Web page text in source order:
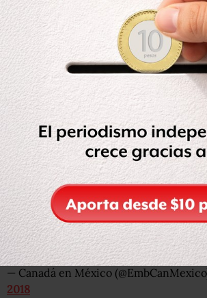
EE. UU. y también emitió una alerta de
pasado a sus ciudadanos para que
estados que pueden ser peligrosos,
Tamaulipas, Chihuahua, Coahuila,
Sinaloa, Sonora, Guerrero y Michoacán.
En una actualización realizada en
gobierno de Justin Trudeau pidió a
México únicamente por vía aérea
organizado y la violencia urbana
manera importante. Tiroteos, ataques y
pueden ocurrir sin previo aviso’’,
#México: La embajada de
recibió información sobre una
#PlayadelCarmen. Ejerza un alto
https://t.co/w4U6ozVUCE https://
— Canadá en México
2018